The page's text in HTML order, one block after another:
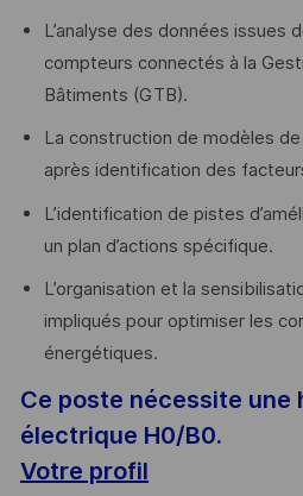
L’analyse des données issues
compteurs connectés à la
Bâtiments (GTB).
La construction de modèles
après identification des
L’identification de pistes
un plan d’actions spécifique.
L’organisation et la
impliqués pour optimiser les
énergétiques.
Ce poste nécessite une
électrique H0/B0.
Votre profil